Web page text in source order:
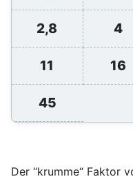
2,8 4
11 16
45
Der “krumme“ Faktor